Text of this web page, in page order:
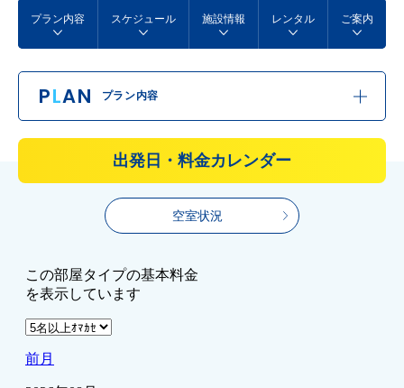
プラン内容 スケジュール 施設情報 レンタル ご案内
PLAN プラン内容
出発日・料金カレンダー
空室状況